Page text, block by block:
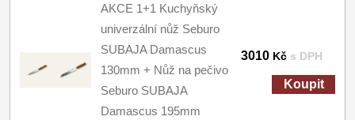
AKCE 1+1 Kuchyňský
univerzální nůž Seburo
SUBAJA Damascus
130mm + Nůž na pečivo
Seburo SUBAJA
Damascus 195mm
3010 Kč s DPH
Koupit